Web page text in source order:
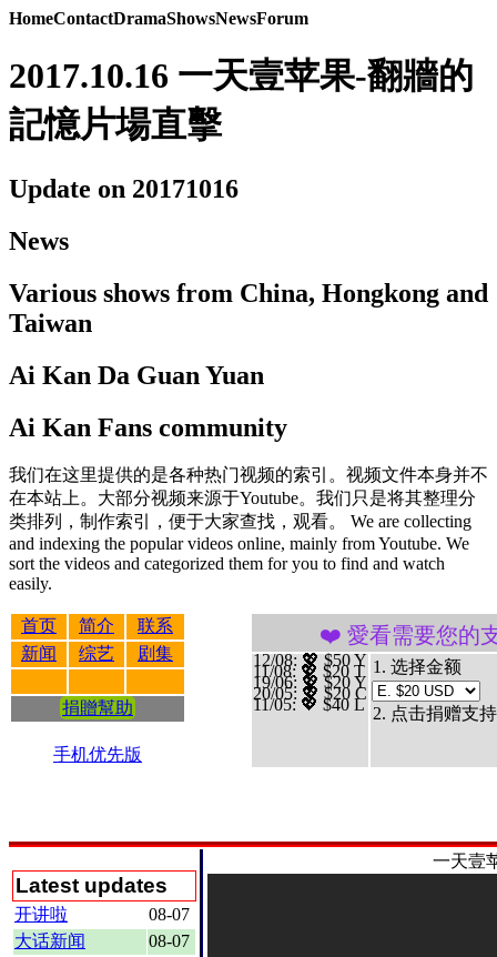
HomeContactDramaShowsNewsForum
2017.10.16 一天壹苹果-翻牆的
記憶片場直擊
Update on 20171016
News
Various shows from China, Hongkong and
Taiwan
Ai Kan Da Guan Yuan
Ai Kan Fans community
我们在这里提供的是各种热门视频的索引。视频文件本身并不
在本站上。大部分视频来源于Youtube。我们只是将其整理分
类排列，制作索引，便于大家查找，观看。 We are collecting
and indexing the popular videos online, mainly from Youtube. We
sort the videos and categorized them for you to find and watch
easily.
首页 简介
联系
新闻
综艺 剧集
捐贈幫助
手机优先版
❤️ 愛看需要您的支持 贊助、
12/08: 💖 $50 Y
11/08: 💖 $20 T
19/06: 💖 $20 Y
20/05: 💖 $20 C
11/05: 💖 $40 L
1. 选择金额
2. 点击捐赠支持
Latest updates
开讲啦
08-07
大话新闻
08-07
一天壹